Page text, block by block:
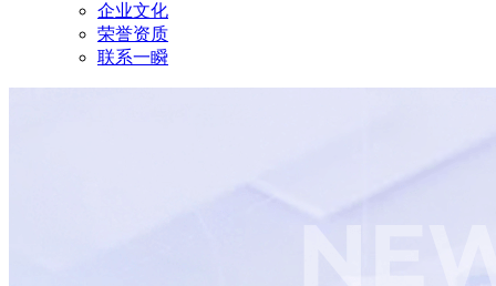
企业文化
荣誉资质
联系一瞬